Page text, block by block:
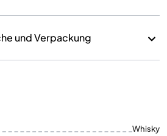
und Verpackung
Whisky